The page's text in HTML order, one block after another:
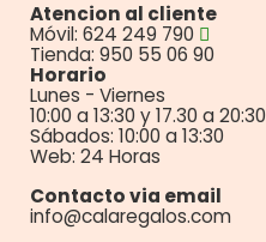
Atencion al cliente
Móvil: 624 249 790
Tienda: 950 55 06 90
Horario
Lunes - Viernes
10:00 a 13:30 y 17.30 a 20:30
Sábados: 10:00 a 13:30
Web: 24 Horas
Contacto via email
info@calaregalos.com